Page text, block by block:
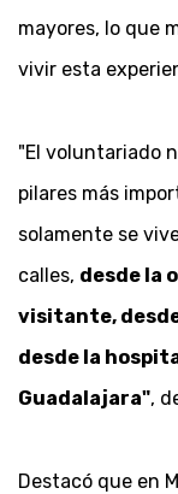
mayores, lo que
vivir esta
"El voluntariado
pilares más
solamente se
calles, desde la
visitante,
desde la
Guadalajara",
Destacó que en